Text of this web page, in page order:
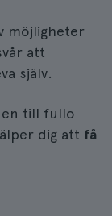
möjligheter
att
själv.
till fullo
dig att få